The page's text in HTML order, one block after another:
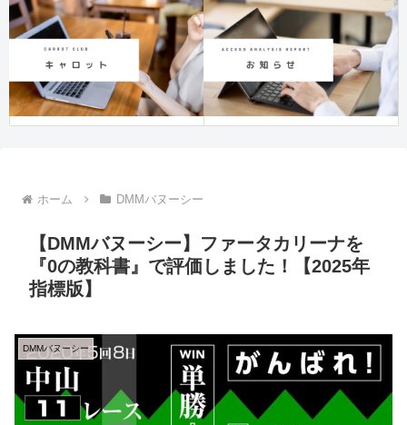
ホーム DMMバヌーシー
【DMMバヌーシー】ファータカリーナを
『0の教科書』で評価しました！【2025年
指標版】
DMMバヌーシー